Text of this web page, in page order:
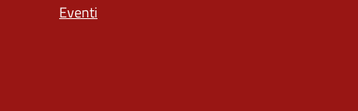
Eventi